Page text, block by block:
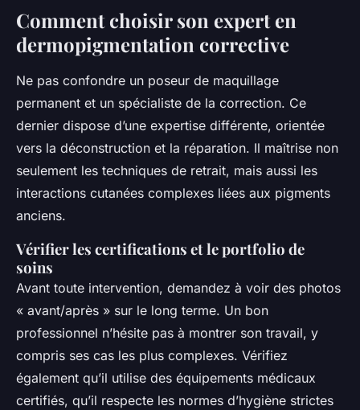
Comment choisir son expert en
dermopigmentation corrective
Ne pas confondre un poseur de maquillage
permanent et un spécialiste de la correction. Ce
dernier dispose d’une expertise différente, orientée
vers la déconstruction et la réparation. Il maîtrise non
seulement les techniques de retrait, mais aussi les
interactions cutanées complexes liées aux pigments
anciens.
Vérifier les certifications et le portfolio de
soins
Avant toute intervention, demandez à voir des photos
« avant/après » sur le long terme. Un bon
professionnel n’hésite pas à montrer son travail, y
compris ses cas les plus complexes. Vérifiez
également qu’il utilise des équipements médicaux
certifiés, qu’il respecte les normes d’hygiène strictes